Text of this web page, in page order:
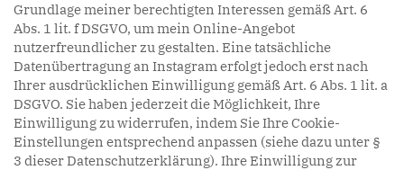
Grundlage meiner berechtigten Interessen gemäß Art. 6
Abs. 1 lit. f DSGVO, um mein Online-Angebot
nutzerfreundlicher zu gestalten. Eine tatsächliche
Datenübertragung an Instagram erfolgt jedoch erst nach
Ihrer ausdrücklichen Einwilligung gemäß Art. 6 Abs. 1 lit. a
DSGVO. Sie haben jederzeit die Möglichkeit, Ihre
Einwilligung zu widerrufen, indem Sie Ihre Cookie-
Einstellungen entsprechend anpassen (siehe dazu unter §
3 dieser Datenschutzerklärung). Ihre Einwilligung zur